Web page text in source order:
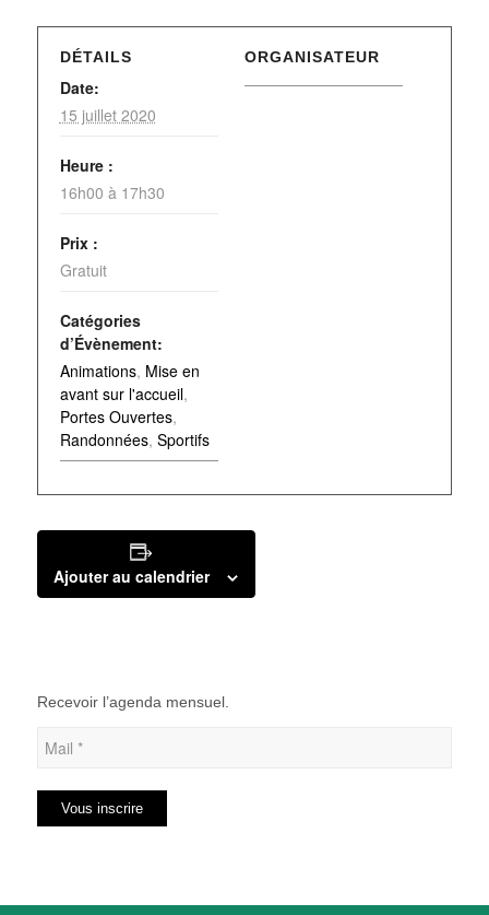
DÉTAILS
Date:
15 juillet 2020
Heure :
16h00 à 17h30
Prix :
Gratuit
Catégories
d’Évènement:
Animations, Mise en
avant sur l'accueil,
Portes Ouvertes,
Randonnées, Sportifs
ORGANISATEUR
Ajouter au calendrier
Recevoir l’agenda mensuel.